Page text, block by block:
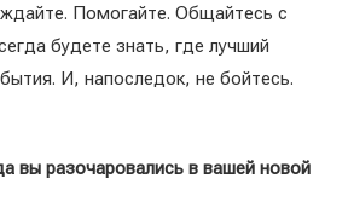
Помогайте. Общайтесь с
будете знать, где лучший
И, напоследок, не бойтесь.
вы разочаровались в вашей новой